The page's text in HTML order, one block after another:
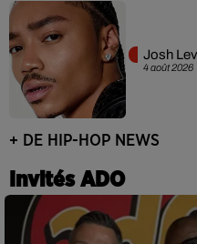
4 août 2026
Josh
+ DE HIP-HOP NEWS
Invités ADO